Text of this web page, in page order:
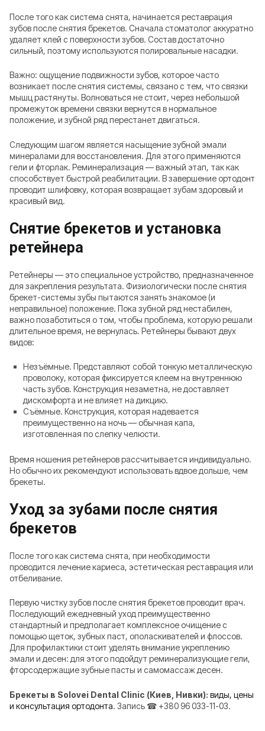
После того как система снята, начинается реставрация
зубов после снятия брекетов. Сначала стоматолог аккуратно
удаляет клей с поверхности зубов. Состав достаточно
сильный, поэтому используются полировальные насадки.
Важно: ощущение подвижности зубов, которое часто
возникает после снятия системы, связано с тем, что связки
мышц растянуты. Волноваться не стоит, через небольшой
промежуток времени связки вернутся в нормальное
положение, и зубной ряд перестанет двигаться.
Следующим шагом является насыщение зубной эмали
минералами для восстановления. Для этого применяются
гели и фторлак. Реминерализация — важный этап, так как
способствует быстрой реабилитации. В завершение ортодонт
проводит шлифовку, которая возвращает зубам здоровый и
красивый вид.
Снятие брекетов и установка
ретейнера
Ретейнеры — это специальное устройство, предназначенное
для закрепления результата. Физиологически после снятия
брекет-системы зубы пытаются занять знакомое (и
неправильное) положение. Пока зубной ряд нестабилен,
важно позаботиться о том, чтобы проблема, которую решали
длительное время, не вернулась. Ретейнеры бывают двух
видов:
Незъёмные. Представляют собой тонкую металлическую
проволоку, которая фиксируется клеем на внутреннюю
часть зубов. Конструкция незаметна, не доставляет
дискомфорта и не влияет на дикцию.
Съёмные. Конструкция, которая надевается
преимущественно на ночь — обычная капа,
изготовленная по слепку челюсти.
Время ношения ретейнеров рассчитывается индивидуально.
Но обычно их рекомендуют использовать вдвое дольше, чем
брекеты.
Уход за зубами после снятия
брекетов
После того как система снята, при необходимости
проводится лечение кариеса, эстетическая реставрация или
отбеливание.
Первую чистку зубов после снятия брекетов проводит врач.
Последующий ежедневный уход преимущественно
стандартный и предполагает комплексное очищение с
помощью щеток, зубных паст, ополаскивателей и флоссов.
Для профилактики стоит уделять внимание укреплению
эмали и десен: для этого подойдут реминерализующие гели,
фторсодержащие зубные пасты и самомассаж десен.
Брекеты в Solovei Dental Clinic (Киев, Нивки): виды, цены
и консультация ортодонта. Запись ☎ +380 96 033-11-03.